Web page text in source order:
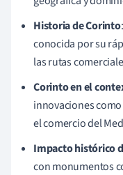
Historia de Corinto
conocida por su
las rutas
Corinto en el
innovaciones
el comercio del
Impacto histórico
con monumentos